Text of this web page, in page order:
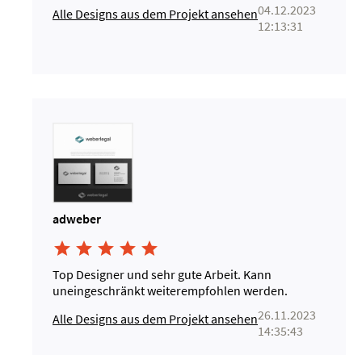
Alle Designs aus dem Projekt ansehen04.12.2023
12:13:31
adweber
    
Top Designer und sehr gute Arbeit. Kann
uneingeschränkt weiterempfohlen werden.
Alle Designs aus dem Projekt ansehen26.11.2023
14:35:43